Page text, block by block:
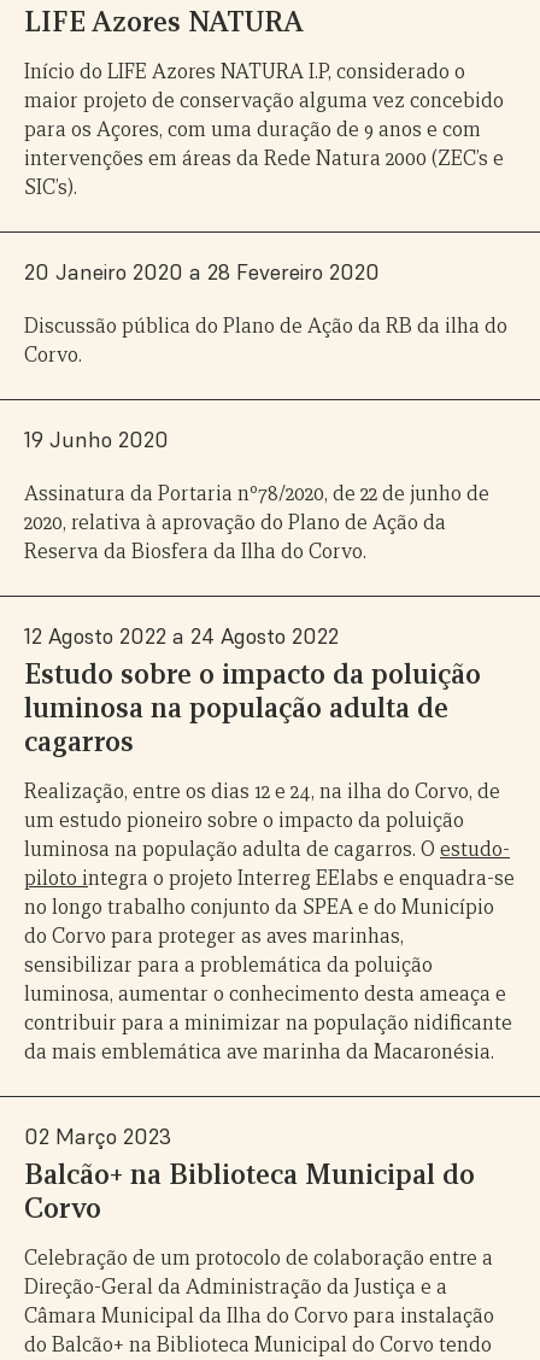
LIFE Azores NATURA
Início do LIFE Azores NATURA I.P, considerado o
maior projeto de conservação alguma vez concebido
para os Açores, com uma duração de 9 anos e com
intervenções em áreas da Rede Natura 2000 (ZEC’s e
SIC’s).
20 Janeiro 2020 a 28 Fevereiro 2020
Discussão pública do Plano de Ação da RB da ilha do
Corvo.
19 Junho 2020
Assinatura da Portaria nº78/2020, de 22 de junho de
2020, relativa à aprovação do Plano de Ação da
Reserva da Biosfera da Ilha do Corvo.
12 Agosto 2022 a 24 Agosto 2022
Estudo sobre o impacto da poluição
luminosa na população adulta de
cagarros
Realização, entre os dias 12 e 24, na ilha do Corvo, de
um estudo pioneiro sobre o impacto da poluição
luminosa na população adulta de cagarros. O estudo-
piloto integra o projeto Interreg EElabs e enquadra-se
no longo trabalho conjunto da SPEA e do Município
do Corvo para proteger as aves marinhas,
sensibilizar para a problemática da poluição
luminosa, aumentar o conhecimento desta ameaça e
contribuir para a minimizar na população nidificante
da mais emblemática ave marinha da Macaronésia.
02 Março 2023
Balcão+ na Biblioteca Municipal do
Corvo
Celebração de um protocolo de colaboração entre a
Direção-Geral da Administração da Justiça e a
Câmara Municipal da Ilha do Corvo para instalação
do Balcão+ na Biblioteca Municipal do Corvo tendo